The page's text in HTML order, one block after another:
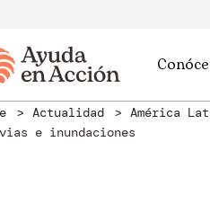
Actualidad América
e inundaciones